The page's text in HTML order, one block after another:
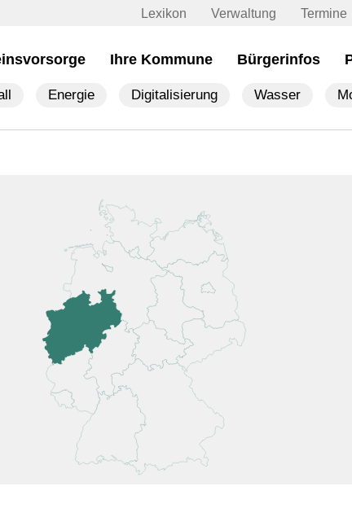
Lexikon Verwaltung Termine
Ihre Kommune Bürgerinfos
Energie Digitalisierung Wasser